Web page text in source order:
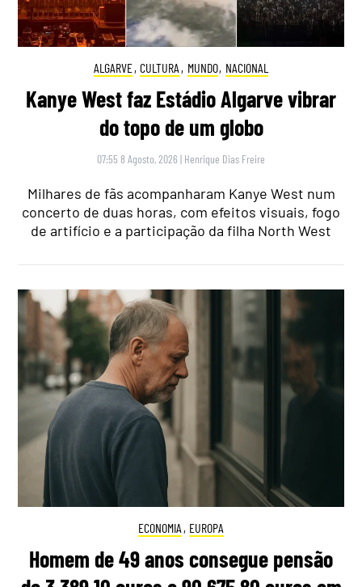
ALGARVE, CULTURA , MUNDO, NACIONAL
Kanye West faz Estádio Algarve vibrar
do topo de um globo
07:55 8 Agosto, 2026 | Henrique Dias Freire
Milhares de fãs acompanharam Kanye West num
concerto de duas horas, com efeitos visuais, fogo
de artifício e a participação da filha North West
ECONOMIA , EUROPA
Homem de 49 anos consegue pensão